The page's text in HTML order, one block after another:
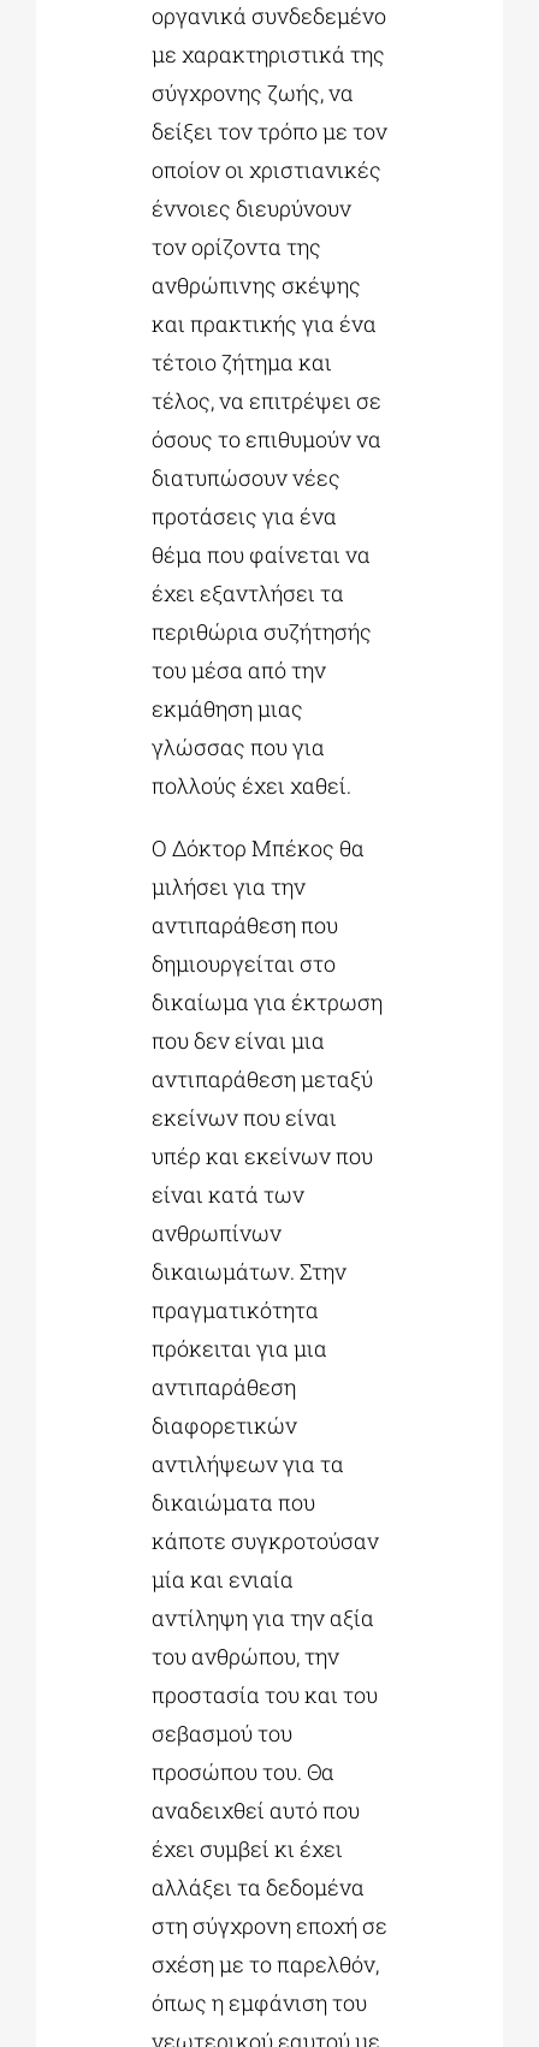
οργανικά συνδεδεμένο
με χαρακτηριστικά της
σύγχρονης ζωής, να
δείξει τον τρόπο με τον
οποίον οι χριστιανικές
έννοιες διευρύνουν
τον ορίζοντα της
ανθρώπινης σκέψης
και πρακτικής για ένα
τέτοιο ζήτημα και
τέλος, να επιτρέψει σε
όσους το επιθυμούν να
διατυπώσουν νέες
προτάσεις για ένα
θέμα που φαίνεται να
έχει εξαντλήσει τα
περιθώρια συζήτησής
του μέσα από την
εκμάθηση μιας
γλώσσας που για
πολλούς έχει χαθεί.
Ο Δόκτορ Μπέκος θα
μιλήσει για την
αντιπαράθεση που
δημιουργείται στο
δικαίωμα για έκτρωση
που δεν είναι μια
αντιπαράθεση μεταξύ
εκείνων που είναι
υπέρ και εκείνων που
είναι κατά των
ανθρωπίνων
δικαιωμάτων. Στην
πραγματικότητα
πρόκειται για μια
αντιπαράθεση
διαφορετικών
αντιλήψεων για τα
δικαιώματα που
κάποτε συγκροτούσαν
μία και ενιαία
αντίληψη για την αξία
του ανθρώπου, την
προστασία του και του
σεβασμού του
προσώπου του. Θα
αναδειχθεί αυτό που
έχει συμβεί κι έχει
αλλάξει τα δεδομένα
στη σύγχρονη εποχή σε
σχέση με το παρελθόν,
όπως η εμφάνιση του
νεωτερικού εαυτού με